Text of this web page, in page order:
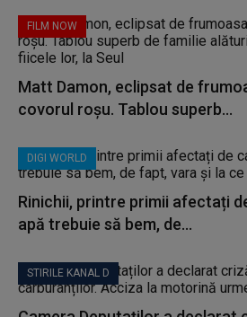
FILM NOW
Matt Damon, eclipsat de
covorul roșu. Tablou superb...
DIGI WORLD
Rinichii, printre primii afectați
apă trebuie să bem, de...
STIRILE KANAL D